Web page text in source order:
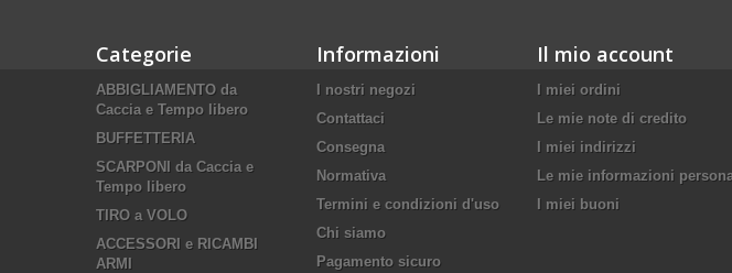
Categorie
ABBIGLIAMENTO da
Caccia e Tempo libero
BUFFETTERIA
SCARPONI da Caccia e
Tempo libero
TIRO a VOLO
ACCESSORI e RICAMBI
ARMI
Informazioni
I nostri negozi
Contattaci
Consegna
Normativa
Termini e condizioni d'uso
Chi siamo
Pagamento sicuro
Il mio account
I miei ordini
Le mie note di credito
I miei indirizzi
Le mie informazioni
I miei buoni